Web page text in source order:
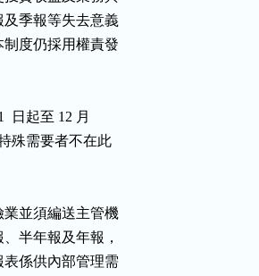
及季報等失去意義
制度仍採用權責發
日起至 12 月
特殊需要者不在此
業並須編送主管機
、半年報及年報，
表係供內部管理需